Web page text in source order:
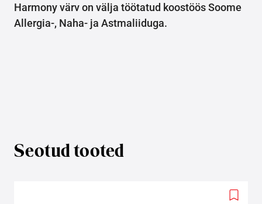
Harmony värv on välja töötatud koostöös Soome
Allergia-, Naha- ja Astmaliiduga.
Seotud tooted
Add